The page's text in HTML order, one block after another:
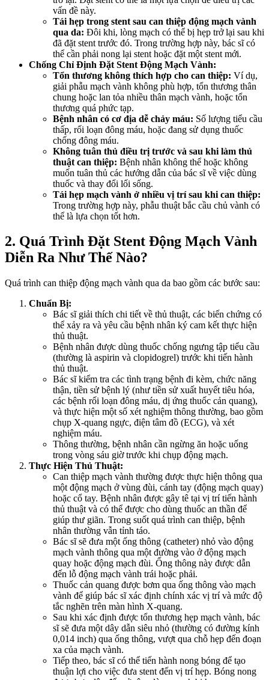
vấn đề này.
Tái hẹp trong stent sau can thiệp động mạch vành
qua da: Đôi khi, lòng mạch có thể bị hẹp trở lại sau khi
đã đặt stent trước đó. Trong trường hợp này, bác sĩ có
thể cần phải nong lại stent hoặc đặt một stent mới.
Chống Chỉ Định Đặt Stent Động Mạch Vành:
Tổn thương không thích hợp cho can thiệp: Ví dụ,
giải phẫu mạch vành không phù hợp, tổn thương thân
chung hoặc lan tỏa nhiều thân mạch vành, hoặc tổn
thương quá phức tạp.
Bệnh nhân có cơ địa dễ chảy máu: Số lượng tiểu cầu
thấp, rối loạn đông máu, hoặc đang sử dụng thuốc
chống đông máu.
Không tuân thủ điều trị trước và sau khi làm thủ
thuật can thiệp: Bệnh nhân không thể hoặc không
muốn tuân thủ các hướng dẫn của bác sĩ về việc dùng
thuốc và thay đổi lối sống.
Tái hẹp mạch vành ở nhiều vị trí sau khi can thiệp:
Trong trường hợp này, phẫu thuật bắc cầu chủ vành có
thể là lựa chọn tốt hơn.
2. Quá Trình Đặt Stent Động Mạch Vành
Diễn Ra Như Thế Nào?
Quá trình can thiệp động mạch vành qua da bao gồm các bước sau:
Chuẩn Bị:
Bác sĩ giải thích chi tiết về thủ thuật, các biến chứng có
thể xảy ra và yêu cầu bệnh nhân ký cam kết thực hiện
thủ thuật.
Bệnh nhân được dùng thuốc chống ngưng tập tiểu cầu
(thường là aspirin và clopidogrel) trước khi tiến hành
thủ thuật.
Bác sĩ kiểm tra các tình trạng bệnh đi kèm, chức năng
thận, tiền sử bệnh lý (như tiền sử xuất huyết tiêu hóa,
các bệnh rối loạn đông máu, dị ứng thuốc cản quang),
và thực hiện một số xét nghiệm thông thường, bao gồm
chụp X-quang ngực, điện tâm đồ (ECG), và xét
nghiệm máu.
Thông thường, bệnh nhân cần ngừng ăn hoặc uống
trong vòng sáu giờ trước khi chụp động mạch.
Thực Hiện Thủ Thuật:
Can thiệp mạch vành thường được thực hiện thông qua
một động mạch ở vùng đùi, cánh tay (động mạch quay)
hoặc cổ tay. Bệnh nhân được gây tê tại vị trí tiến hành
thủ thuật và có thể được cho dùng thuốc an thần để
giúp thư giãn. Trong suốt quá trình can thiệp, bệnh
nhân thường vẫn tỉnh táo.
Bác sĩ sẽ đưa một ống thông (catheter) nhỏ vào động
mạch vành thông qua một đường vào ở động mạch
quay hoặc động mạch đùi. Ống thông này được dẫn
đến lỗ động mạch vành trái hoặc phải.
Thuốc cản quang được bơm qua ống thông vào mạch
vành để giúp bác sĩ xác định chính xác vị trí và mức độ
tắc nghẽn trên màn hình X-quang.
Sau khi xác định được tổn thương hẹp mạch vành, bác
sĩ sẽ đưa một dây dẫn siêu nhỏ (thường có đường kính
0,014 inch) qua ống thông, vượt qua chỗ hẹp đến đoạn
xa của mạch vành.
Tiếp theo, bác sĩ có thể tiến hành nong bóng để tạo
thuận lợi cho việc đưa stent đến vị trí hẹp. Bóng nong